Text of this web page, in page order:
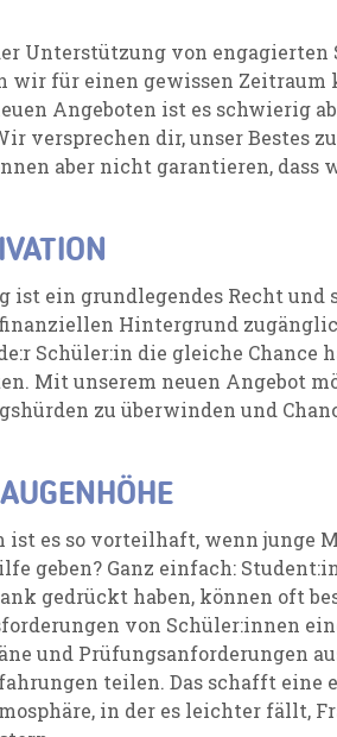
Unterstützung von
wir für einen gewissen Zeitraum
Angeboten ist es schwierig
versprechen dir, unser Bestes
aber nicht garantieren, dass
ist ein grundlegendes Recht
Hintergrund
Schüler:in die gleiche
Mit unserem neuen Angebot
zu überwinden und
ist es so vorteilhaft, wenn junge
geben? Ganz einfach:
gedrückt haben, können oft
von Schüler:innen
und Prüfungsanforderungen
teilen. Das schafft
in der es leichter fällt,